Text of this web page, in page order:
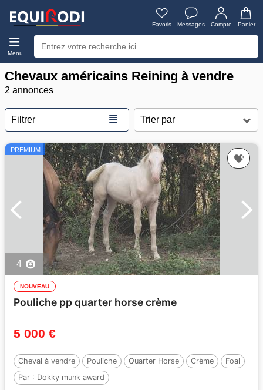
Favoris Messages Compte Panier
Menu
Chevaux américains Reining à vendre
2 annonces
Filtrer ≣
PREMIUM
4
NOUVEAU
Pouliche pp quarter horse crème
5 000 €
Cheval à vendre Pouliche Quarter Horse Crème
Foal
Par : Dokky munk award